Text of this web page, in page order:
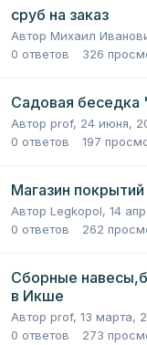
сруб на заказ
Автор Михаил
0 ответов 326
Садовая беседка
Автор prof, 24 июня,
0 ответов 197
Магазин
Автор Legkopol, 14
0 ответов 262
Сборные
в Икше
Автор prof, 13 марта,
0 ответов 273